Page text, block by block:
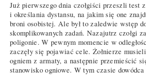
Już pierwszego dnia czołgiści przeszli test
i określania dystansu, na jakim się one
broni osobistej. Ale był to zaledwie wstęp
skomplikowanych zadań. Nazajutrz czołgi
poligonie. W pewnym momencie w
zaczęły się pojawiać cele. Żołnierze
ogniem z armaty, a następnie przemieścić
stanowisko ogniowe. W tym czasie